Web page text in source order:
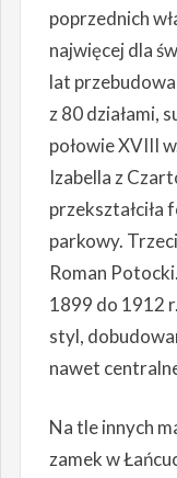
poprzednich
najwięcej dla
lat
z 80 działami,
połowie XVIII
Izabella z
przekształciła
parkowy.
Roman
1899 do 1912
styl,
nawet
Na tle innych
zamek w